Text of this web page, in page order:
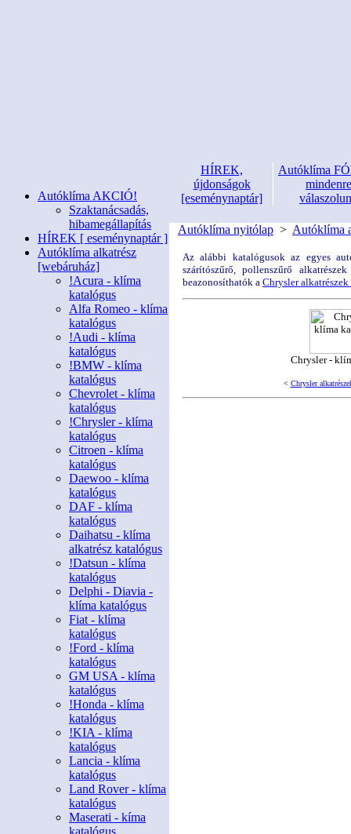
Autóklíma AKCIÓ!
Szaktanácsadás,
hibamegállapítás
HÍREK [ eseménynaptár ]
Autóklíma alkatrész
[webáruház]
!Acura - klíma
katalógus
Alfa Romeo - klíma
katalógus
!Audi - klíma
katalógus
!BMW - klíma
katalógus
Chevrolet - klíma
katalógus
!Chrysler - klíma
katalógus
Citroen - klíma
katalógus
Daewoo - klíma
katalógus
DAF - klíma
katalógus
Daihatsu - klíma
alkatrész katalógus
!Datsun - klíma
katalógus
Delphi - Diavia -
klíma katalógus
Fiat - klíma
katalógus
!Ford - klíma
katalógus
GM USA - klíma
katalógus
!Honda - klíma
katalógus
!KIA - klíma
katalógus
Lancia - klíma
katalógus
Land Rover - klíma
katalógus
Maserati - kíma
katalógus
HÍREK,
újdonságok
[eseménynaptár]
Autóklíma
mindenre
Autóklíma nyitólap > Autóklíma
Az alábbi katalógusok az egyes
szárítószűrő, pollenszűrő
beazonosíthatók a Chrysler alkatrészek
Chrysler -
< Chrysler